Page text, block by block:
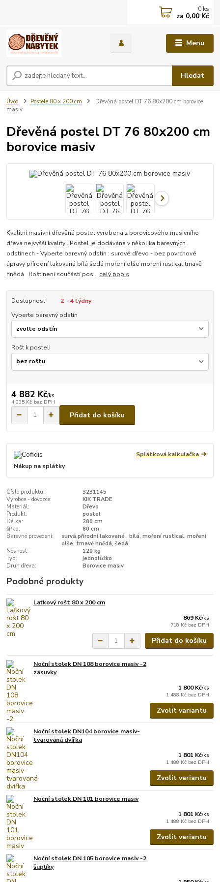
Menu
Hledat
0 ks
za 0,00 Kč
Úvod Postele 80 x 200 cm
Dřevěná postel DT 76 80x200 cm borovice
masiv
Dřevěná postel DT 76 80x200 cm
borovice masiv
Kvalitní masivní dřevěná postel vyrobená z borovicového masivního
dřeva nejvyšší kvality . Postel je dodávána v několika barevných
odstínech - Vyberte barevný odstín : surové dřevo - bez povrchové
úpravy přírodní lakovaná bílá šedá moření olše moření rustical tmavě
hnědá Rošt není součástí pos... celý popis
Dostupnost
2 - 4 týdny
Vyberte barevný odstín
Rošt k posteli
4 882 Kč/ks
4 035 Kč bez DPH
Přidat do košíku
Splátková kalkulačka
Nákup na splátky
Číslo produktu:
3231145
Výrobce - dovozce:
KIK TRADE
Materiál:
Dřevo
Produkt:
postel
Délka:
200 cm
šířka:
80 cm
Barevné provedení:
survá,přírodní lakovaná , bílá, moření rustical, moření
olše, tmavě hnědá, šedá
Nosnost:
120 kg
Typ:
jednolůžko
Druh dřeva:
Borovice masiv
Podobné produkty
Laťkový rošt 80 x 200 cm
869 Kč/ks
718 Kč bez DPH
Přidat do košíku
Noční stolek DN 108 borovice masiv -2
zásuvky
1 800 Kč/ks
1 488 Kč bez DPH
Zvolit variantu
Noční stolek DN104 borovice masiv-
tvarovaná dvířka
1 801 Kč/ks
1 488 Kč bez DPH
Zvolit variantu
Noční stolek DN 101 borovice masiv
1 801 Kč/ks
1 488 Kč bez DPH
Zvolit variantu
Noční stolek DN 105 borovice masiv -2
šuplíky